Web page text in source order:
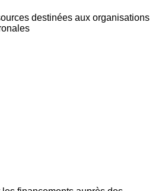
destinées aux organisations